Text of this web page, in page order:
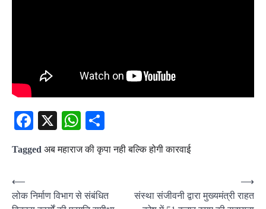
Facebook
X WhatsApp
Tagged अब महाराज की कृपा नही बल्कि होगी कारवाई
Post
navigation
⟵
लोक निर्माण विभाग से संबंधित
संस्था संजीवनी द्वारा मुख्यमंत्री राहत
⟶